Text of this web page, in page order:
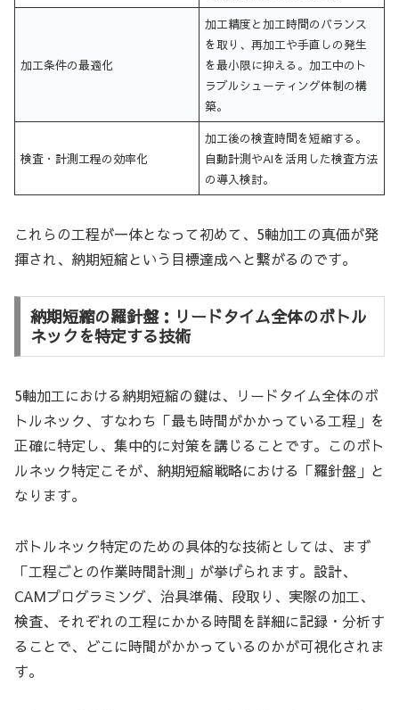
加工条件の最適化
加工精度と加工時間のバランス
を取り、再加工や手直しの発生
を最小限に抑える。加工中のト
ラブルシューティング体制の構
築。
検査・計測工程の効率化
加工後の検査時間を短縮する。
自動計測やAIを活用した検査方法
の導入検討。
これらの工程が一体となって初めて、5軸加工の真価が発
揮され、納期短縮という目標達成へと繋がるのです。
納期短縮の羅針盤：リードタイム全体のボトル
ネックを特定する技術
5軸加工における納期短縮の鍵は、リードタイム全体のボ
トルネック、すなわち「最も時間がかかっている工程」を
正確に特定し、集中的に対策を講じることです。このボト
ルネック特定こそが、納期短縮戦略における「羅針盤」と
なります。
ボトルネック特定のための具体的な技術としては、まず
「工程ごとの作業時間計測」が挙げられます。設計、
CAMプログラミング、治具準備、段取り、実際の加工、
検査、それぞれの工程にかかる時間を詳細に記録・分析す
ることで、どこに時間がかかっているのかが可視化されま
す。